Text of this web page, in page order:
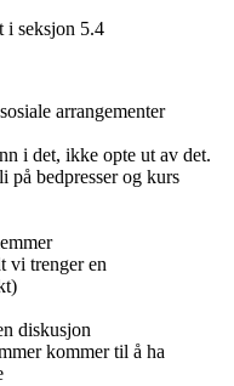
i seksjon 5.4
arrangementer
i det, ikke opte ut av det.
bedpresser og kurs
vi trenger en
diskusjon
kommer til å ha